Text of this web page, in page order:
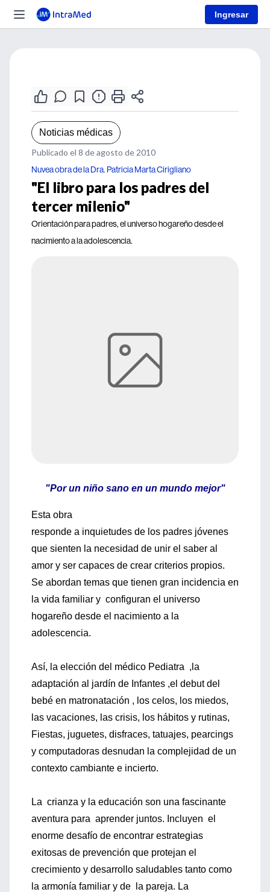
Ingresar
Noticias médicas
Publicado el 8 de agosto de 2010
Nuvea obra de la Dra. Patricia Marta Cirigliano
"El libro para los padres del
tercer milenio"
Orientación para padres, el universo hogareño desde el
nacimiento a la adolescencia.
"Por un niño sano en un mundo mejor"
Esta obra
responde a inquietudes de los padres jóvenes
que sienten la necesidad de unir el saber al
amor y ser capaces de crear criterios propios.
Se abordan temas que tienen gran incidencia en
la vida familiar y configuran el universo
hogareño desde el nacimiento a la
adolescencia.
Así, la elección del médico Pediatra ,la
adaptación al jardín de Infantes ,el debut del
bebé en matronatación , los celos, los miedos,
las vacaciones, las crisis, los hábitos y rutinas,
Fiestas, juguetes, disfraces, tatuajes, pearcings
y computadoras desnudan la complejidad de un
contexto cambiante e incierto.
La crianza y la educación son una fascinante
aventura para aprender juntos. Incluyen el
enorme desafío de encontrar estrategias
exitosas de prevención que protejan el
crecimiento y desarrollo saludables tanto como
la armonía familiar y de la pareja. La